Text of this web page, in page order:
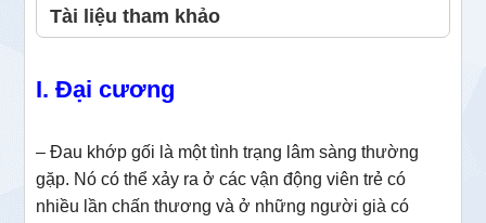
Tài liệu tham khảo
I. Đại cương
– Đau khớp gối là một tình trạng lâm sàng thường
gặp. Nó có thể xảy ra ở các vận động viên trẻ có
nhiều lần chấn thương và ở những người già có